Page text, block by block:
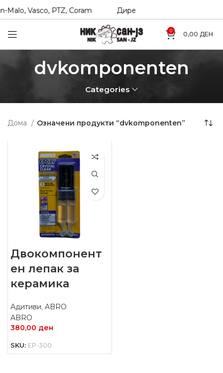
Vasco, PTZ, Coram Директни увозници на
0 0,00 ДЕН
dvkomponenten
Categories
Дома Означени продукти “dvkomponenten”
Двокомпонент
ен лепак за
керамика
Адитиви, ABRO
ABRO
380,00 ден
SKU: EP-300